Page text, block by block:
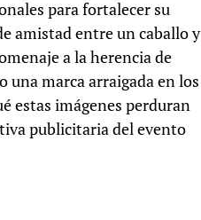
para fortalecer su
amistad entre un caballo y
a la herencia de
una marca arraigada en los
estas imágenes perduran
publicitaria del evento